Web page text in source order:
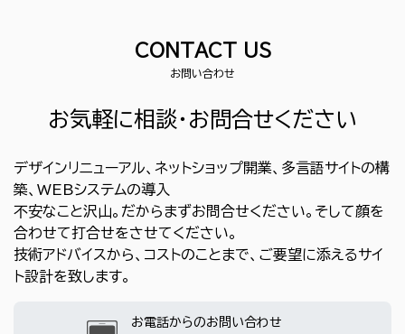
CONTACT US
お問い合わせ
お気軽に相談・お問合せください
デザインリニューアル、ネットショップ開業、多言語サイトの構
築、WEBシステムの導入
不安なこと沢山。だからまずお問合せください。そして顔を
合わせて打合せをさせてください。
技術アドバイスから、コストのことまで、ご要望に添えるサイ
ト設計を致します。
お電話からのお問い合わせ